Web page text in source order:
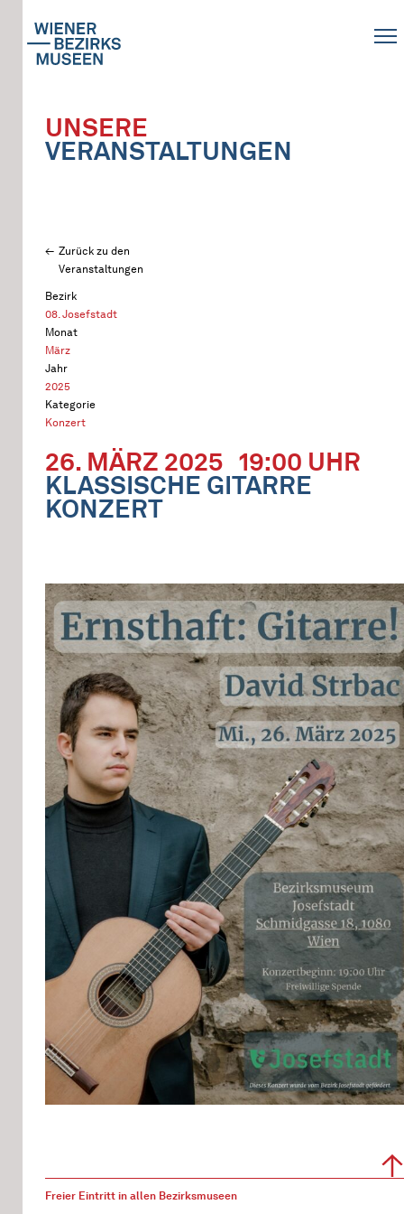
UNSERE
VERANSTALTUNGEN
Zurück zu den
Veranstaltungen
Bezirk
08. Josefstadt
Monat
März
Jahr
2025
Kategorie
Konzert
26. MÄRZ 2025 19:00 UHR
KLASSISCHE GITARRE
KONZERT
Freier Eintritt in allen Bezirksmuseen